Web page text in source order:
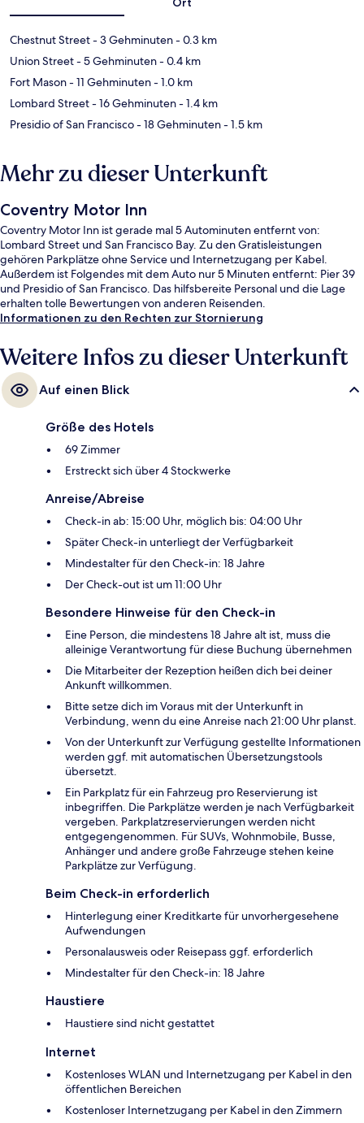
Chestnut Street- 3 Gehminuten- 0.3 km
Union Street- 5 Gehminuten- 0.4 km
Fort Mason- 11 Gehminuten- 1.0 km
Lombard Street- 16 Gehminuten- 1.4 km
Presidio of San Francisco- 18 Gehminuten- 1.5 km
Mehr zu dieser Unterkunft
Coventry Motor Inn
Coventry Motor Inn ist gerade mal 5 Autominuten entfernt von:
Lombard Street und San Francisco Bay. Zu den Gratisleistungen
gehören Parkplätze ohne Service und Internetzugang per Kabel.
Außerdem ist Folgendes mit dem Auto nur 5 Minuten entfernt: Pier 39
und Presidio of San Francisco. Das hilfsbereite Personal und die Lage
erhalten tolle Bewertungen von anderen Reisenden.
Informationen zu den Rechten zur Stornierung
Weitere Infos zu dieser Unterkunft
Auf einen Blick
Größe des Hotels
69 Zimmer
Erstreckt sich über 4 Stockwerke
Anreise/Abreise
Check-in ab: 15:00 Uhr, möglich bis: 04:00 Uhr
Später Check-in unterliegt der Verfügbarkeit
Mindestalter für den Check-in: 18 Jahre
Der Check-out ist um 11:00 Uhr
Besondere Hinweise für den Check-in
Eine Person, die mindestens 18 Jahre alt ist, muss die
alleinige Verantwortung für diese Buchung übernehmen
Die Mitarbeiter der Rezeption heißen dich bei deiner
Ankunft willkommen.
Bitte setze dich im Voraus mit der Unterkunft in
Verbindung, wenn du eine Anreise nach 21:00 Uhr planst.
Von der Unterkunft zur Verfügung gestellte Informationen
werden ggf. mit automatischen Übersetzungstools
übersetzt.
Ein Parkplatz für ein Fahrzeug pro Reservierung ist
inbegriffen. Die Parkplätze werden je nach Verfügbarkeit
vergeben. Parkplatzreservierungen werden nicht
entgegengenommen. Für SUVs, Wohnmobile, Busse,
Anhänger und andere große Fahrzeuge stehen keine
Parkplätze zur Verfügung.
Beim Check-in erforderlich
Hinterlegung einer Kreditkarte für unvorhergesehene
Aufwendungen
Personalausweis oder Reisepass ggf. erforderlich
Mindestalter für den Check-in: 18 Jahre
Haustiere
Haustiere sind nicht gestattet
Internet
Kostenloses WLAN und Internetzugang per Kabel in den
öffentlichen Bereichen
Kostenloser Internetzugang per Kabel in den Zimmern